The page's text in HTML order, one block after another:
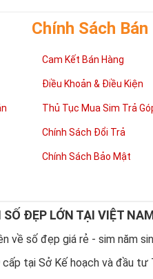
Chính Sách Bán
Cam Kết Bán Hàng
Điều Khoản & Điều Kiện
Thủ Tục Mua Sim Trả
Chính Sách Đổi Trả
Chính Sách Bảo Mật
ĐẸP LỚN TẠI VIỆT
về số đẹp giá rẻ - sim năm
cấp tại Sở Kế hoạch và đầu